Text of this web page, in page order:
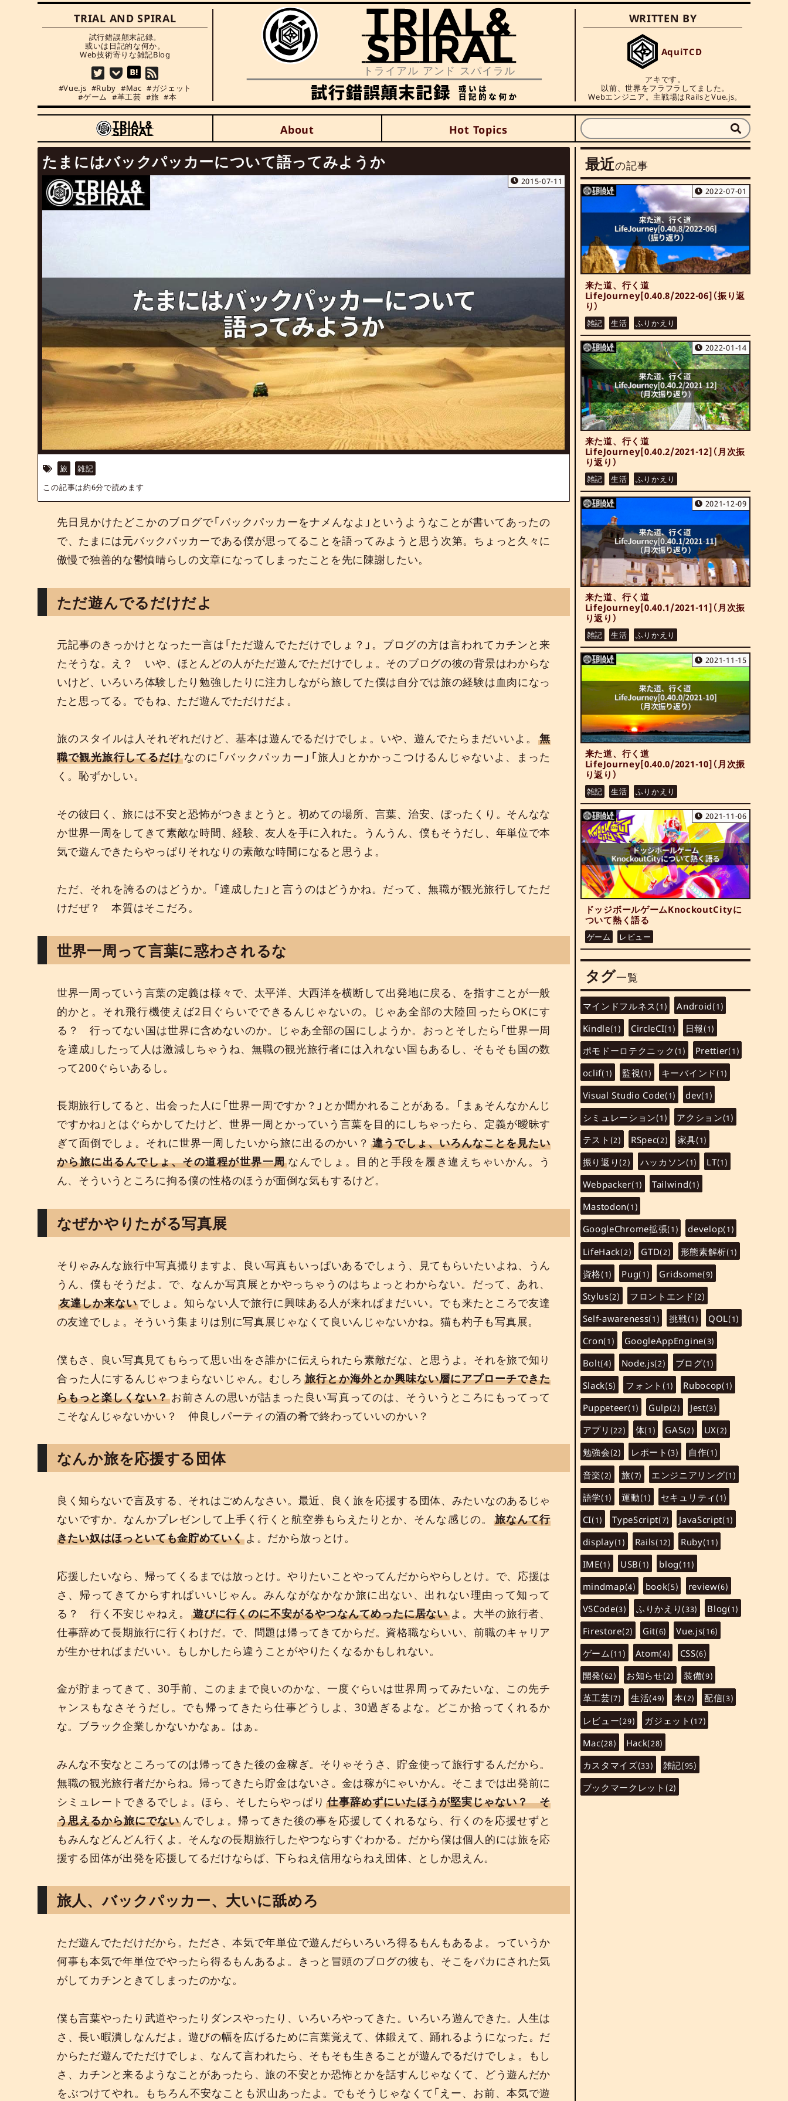
TRIAL AND SPIRAL
試行錯誤顛末記録。
或いは日記的な何か。
Web技術寄りな雑記Blog
Vue.js Ruby Mac
ガジェット
ゲーム
革工芸 旅 本
WRITTEN BY
AquiTCD
アキです。
以前、世界をフラフラしてました。
Webエンジニア。主戦場はRailsとVue.js。
About Hot Topics
たまにはバックパッカーについて語ってみようか
2015-07-11
旅
雑記
この記事は約6分で読めます
先日見かけたどこかのブログで「バックパッカーをナメんなよ」というようなことが書いてあったの
で、たまには元バックパッカーである僕が思ってることを語ってみようと思う次第。ちょっと久々に
傲慢で独善的な鬱憤晴らしの文章になってしまったことを先に陳謝したい。
ただ遊んでるだけだよ
元記事のきっかけとなった一言は「ただ遊んでただけでしょ？」。ブログの方は言われてカチンと来
たそうな。え？ いや、ほとんどの人がただ遊んでただけでしょ。そのブログの彼の背景はわからな
いけど、いろいろ体験したり勉強したりに注力しながら旅してた僕は自分では旅の経験は血肉になっ
たと思ってる。でもね、ただ遊んでただけだよ。
旅のスタイルは人それぞれだけど、基本は遊んでるだけでしょ。いや、遊んでたらまだいいよ。
無
職で観光旅行してるだけ なのに「バックパッカー」「旅人」とかかっこつけるんじゃないよ、まった
く。恥ずかしい。
その彼曰く、旅には不安と恐怖がつきまとうと。初めての場所、言葉、治安、ぼったくり。そんなな
か世界一周をしてきて素敵な時間、経験、友人を手に入れた。うんうん、僕もそうだし、年単位で本
気で遊んできたらやっぱりそれなりの素敵な時間になると思うよ。
ただ、それを誇るのはどうか。「達成した」と言うのはどうかね。だって、無職が観光旅行してただ
けだぜ？ 本質はそこだろ。
世界一周って言葉に惑わされるな
世界一周っていう言葉の定義は様々で、太平洋、大西洋を横断して出発地に戻る、を指すことが一般
的かと。それ飛行機使えば2日ぐらいでできるんじゃないの。じゃあ全部の大陸回ったらOKにす
る？ 行ってない国は世界に含めないのか。じゃあ全部の国にしようか。おっとそしたら「世界一周
を達成」したって人は激減しちゃうね、無職の観光旅行者には入れない国もあるし、そもそも国の数
って200ぐらいあるし。
長期旅行してると、出会った人に「世界一周ですか？」とか聞かれることがある。「まぁそんなかんじ
ですかね」とはぐらかしてたけど、世界一周とかっていう言葉を目的にしちゃったら、定義が曖昧す
ぎて面倒でしょ。それに世界一周したいから旅に出るのかい？ 違うでしょ、いろんなことを見たい
から旅に出るんでしょ、その道程が世界一周 なんでしょ。目的と手段を履き違えちゃいかん。う
ん、そういうところに拘る僕の性格のほうが面倒な気もするけど。
なぜかやりたがる写真展
そりゃみんな旅行中写真撮りますよ、良い写真もいっぱいあるでしょう、見てもらいたいよね、うん
うん、僕もそうだよ。で、なんか写真展とかやっちゃうのはちょっとわからない。だって、あれ、
友達しか来ない でしょ。知らない人で旅行に興味ある人が来ればまだいい。でも来たところで友達
の友達でしょ。そういう集まりは別に写真展じゃなくて良いんじゃないかね。猫も杓子も写真展。
僕もさ、良い写真見てもらって思い出をさ誰かに伝えられたら素敵だな、と思うよ。それを旅で知り
合った人にするんじゃつまらないじゃん。むしろ 旅行とか海外とか興味ない層にアプローチできた
らもっと楽しくない？ お前さんの思いが詰まった良い写真ってのは、そういうところにもってって
こそなんじゃないかい？ 仲良しパーティの酒の肴で終わっていいのかい？
なんか旅を応援する団体
良く知らないで言及する、それはごめんなさい。最近、良く旅を応援する団体、みたいなのあるじゃ
ないですか。なんかプレゼンして上手く行くと航空券もらえたりとか、そんな感じの。
旅なんて行
きたい奴はほっといても金貯めていく よ。だから放っとけ。
応援したいなら、帰ってくるまでは放っとけ。やりたいことやってんだからやらしとけ。で、応援は
さ、帰ってきてからすればいいじゃん。みんながなかなか旅に出ない、出れない理由って知って
る？ 行く不安じゃねえ。
遊びに行くのに不安がるやつなんてめったに居ない よ。大半の旅行者、
仕事辞めて長期旅行に行くわけだ。で、問題は帰ってきてからだ。資格職ならいい、前職のキャリア
が生かせればまだいい。もしかしたら違うことがやりたくなるかもしれない。
金が貯まってきて、30手前、このままで良いのかな、一度ぐらいは世界周ってみたいな、この先チ
ャンスもなさそうだし。でも帰ってきたら仕事どうしよ、30過ぎるよな。どこか拾ってくれるか
な。ブラック企業しかないかなぁ。はぁ。
みんな不安なところってのは帰ってきた後の金稼ぎ。そりゃそうさ、貯金使って旅行するんだから。
無職の観光旅行者だからね。帰ってきたら貯金はないさ。金は稼がにゃいかん。そこまでは出発前に
シミュレートできるでしょ。ほら、そしたらやっぱり 仕事辞めずにいたほうが堅実じゃない？ そ
う思えるから旅にでない んでしょ。帰ってきた後の事を応援してくれるなら、行くのを応援せずと
もみんなどんどん行くよ。そんなの長期旅行したやつならすぐわかる。だから僕は個人的には旅を応
援する団体が出発を応援してるだけならば、下らねえ信用ならねえ団体、としか思えん。
旅人、バックパッカー、大いに舐めろ
ただ遊んでただけだから。たださ、本気で年単位で遊んだらいろいろ得るもんもあるよ。っていうか
何事も本気で年単位でやったら得るもんあるよ。きっと冒頭のブログの彼も、そこをバカにされた気
がしてカチンときてしまったのかな。
僕も言葉やったり武道やったりダンスやったり、いろいろやってきた。いろいろ遊んできた。人生は
さ、長い暇潰しなんだよ。遊びの幅を広げるために言葉覚えて、体鍛えて、踊れるようになった。だ
からただ遊んでただけでしょ、なんて言われたら、そもそも生きることが遊んでるだけでしょ。もし
さ、カチンと来るようなことがあったら、旅の不安とか恐怖とかを話すんじゃなくて、どう遊んだか
をぶつけてやれ。もちろん不安なことも沢山あったよ。でもそうじゃなくて「えー、お前、本気で遊
最近の記事
2022-07-01
来た道、行く道
LifeJourney[0.40.8/2022-06]（振り返
り）
雑記 生活 ふりかえり
2022-01-14
来た道、行く道
LifeJourney[0.40.2/2021-12]（月次振
り返り）
雑記 生活 ふりかえり
2021-12-09
来た道、行く道
LifeJourney[0.40.1/2021-11]（月次振
り返り）
雑記 生活 ふりかえり
2021-11-15
来た道、行く道
LifeJourney[0.40.0/2021-10]（月次振
り返り）
雑記 生活 ふりかえり
2021-11-06
ドッジボールゲームKnockoutCityに
ついて熱く語る
ゲーム レビュー
タグ一覧
マインドフルネス (1) Android(1)
Kindle(1) CircleCI(1) 日報(1)
ポモドーロテクニック (1) Prettier(1)
oclif(1) 監視 (1) キーバインド (1)
Visual Studio Code(1) dev(1)
シミュレーション(1) アクション(1)
テスト (2) RSpec(2) 家具(1)
振り返り (2) ハッカソン(1) LT(1)
Webpacker(1) Tailwind(1)
Mastodon(1)
GoogleChrome拡張(1) develop(1)
LifeHack(2) GTD(2) 形態素解析(1)
資格(1) Pug(1) Gridsome(9)
Stylus(2) フロントエンド (2)
Self-awareness(1) 挑戦(1) QOL(1)
Cron(1) GoogleAppEngine(3)
Bolt(4) Node.js(2) ブログ(1)
Slack(5) フォント (1) Rubocop(1)
Puppeteer(1) Gulp(2) Jest(3)
アプリ (22) 体(1) GAS(2) UX(2)
勉強会(2) レポート (3) 自作(1)
音楽(2) 旅(7) エンジニアリング(1)
語学(1) 運動(1) セキュリティ (1)
CI(1) TypeScript(7) JavaScript(1)
display(1) Rails(12) Ruby(11)
IME(1) USB(1) blog(11)
mindmap(4) book(5) review(6)
VSCode(3) ふりかえり (33) Blog(1)
Firestore(2) Git(6) Vue.js(16)
ゲーム(11) Atom(4) CSS(6)
開発(62) お知らせ(2) 装備(9)
革工芸(7) 生活(49) 本(2) 配信(3)
レビュー(29) ガジェット (17)
Mac(28) Hack(28)
カスタマイズ(33) 雑記(95)
ブックマークレット (2)